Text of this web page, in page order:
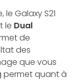
Galaxy S21
le Dual
de
des
que vous
permet quant à